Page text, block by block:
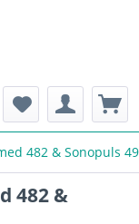
482 & Sonopuls
482 &